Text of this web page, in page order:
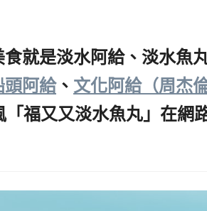
就是淡水阿給、淡水魚
頭阿給、 文化阿給（周杰
福又又淡水魚丸」在網